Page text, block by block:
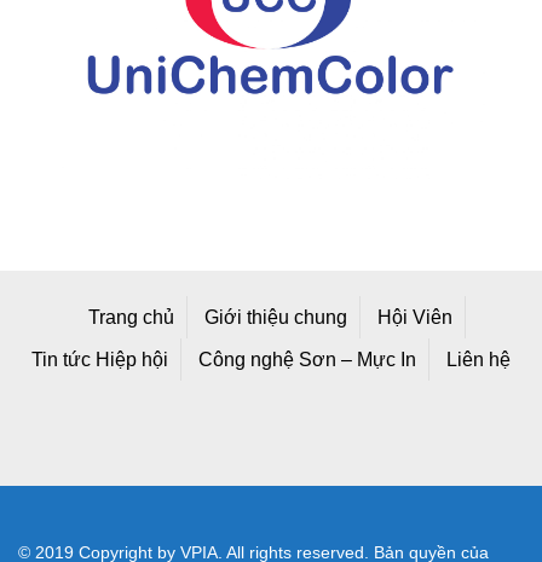
Trang chủ Giới thiệu chung Hội Viên
Tin tức Hiệp hội Công nghệ Sơn – Mực In Liên hệ
© 2019 Copyright by VPIA. All rights reserved. Bản quyền của